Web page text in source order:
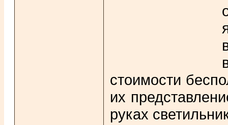
стоимости
их
руках